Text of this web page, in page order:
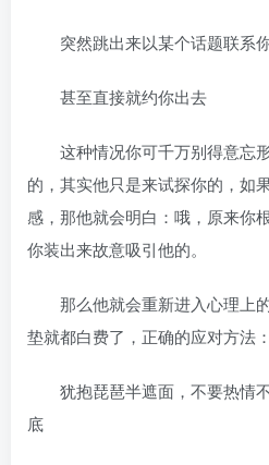
突然跳出来以某个话题联系
甚至直接就约你出去
这种情况你可千万别得意忘
的，其实他只是来试探你的，如
感，那他就会明白：哦，原来你
你装出来故意吸引他的。
那么他就会重新进入心理上
垫就都白费了，正确的应对方法：
犹抱琵琶半遮面，不要热情
底